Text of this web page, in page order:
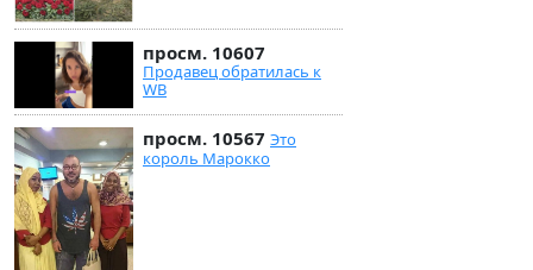
просм. 10607
Продавец обратилась к
WB
просм. 10567 Это
король Марокко